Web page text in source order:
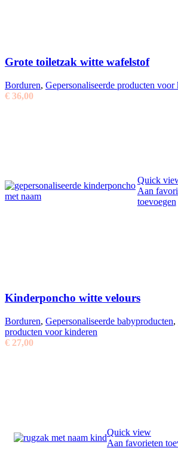
Grote toiletzak witte wafelstof
Borduren, Gepersonaliseerde producten voor
€ 36,00
Quick
Aan
toevoegen
Kinderponcho witte velours
Borduren, Gepersonaliseerde babyproducten,
producten voor kinderen
€ 27,00
Quick view
Aan favorieten